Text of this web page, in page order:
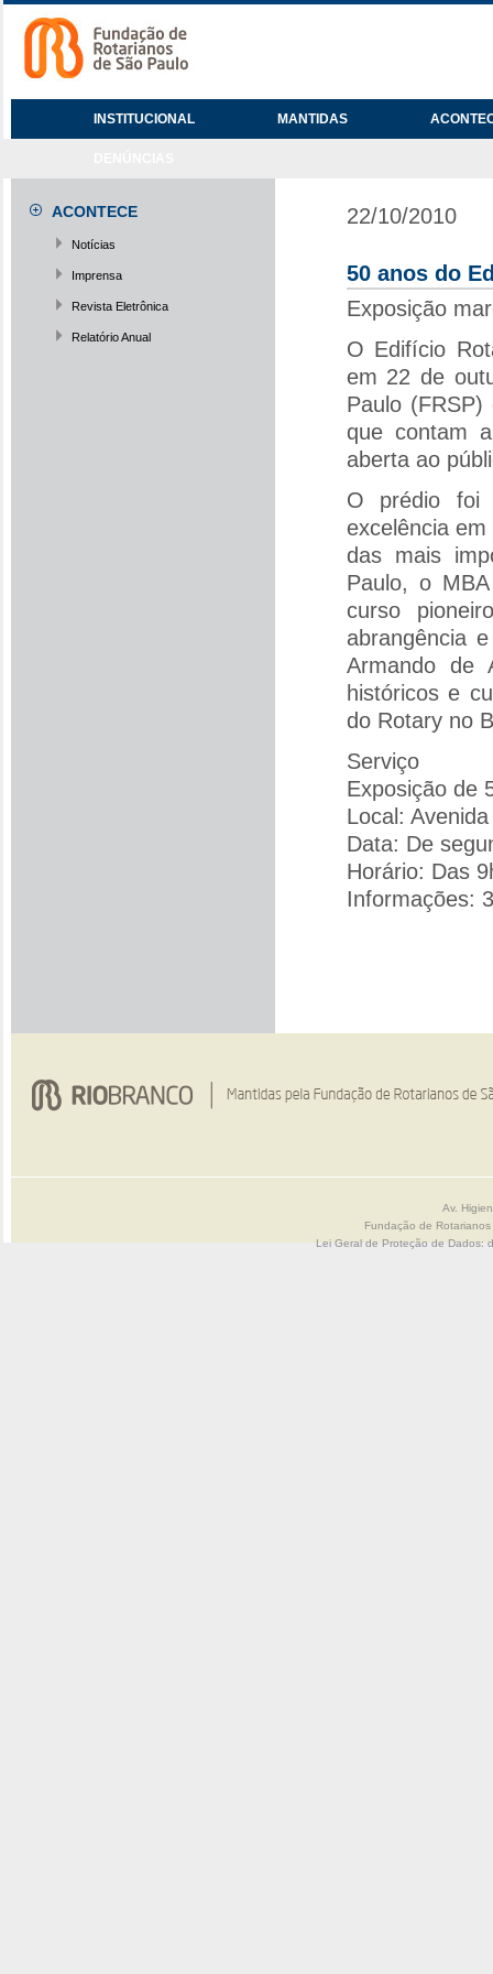
INSTITUCIONAL MANTIDAS
ACONTECE
Notícias
Imprensa
Revista Eletrônica
Relatório Anual
22/10/2010
50 anos do
Exposição
O Edifício
em 22 de
Paulo
que contam
aberta ao
O prédio foi
excelência
das mais
Paulo, o
curso
abrangência
Armando de
históricos e
do Rotary no
Serviço
Exposição de
Local:
Data: De
Horário: Das
Informações:
Av.
Fundação de
Lei Geral de Proteção de Dados: